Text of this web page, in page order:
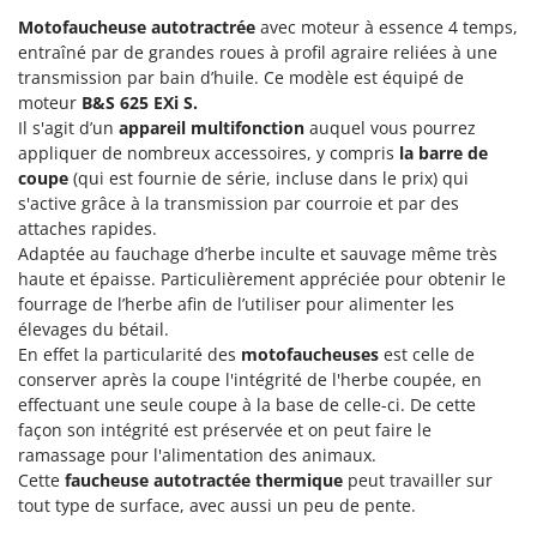
Lave-vitres
Lieuses électriques pour vignes
M
Machines à pâtes
Machines pour la transformation des fruits
Machines sous vide
Motobineuses
Motoculteurs
Motofaucheuses
Motopompes pour irrigation
Moulins à céréales électriques
Moulins à farine
N
Eurosystems
F
FAC
Fama Industrie
Famag
Famur
FARMER
FBC
Ferrari Group
Ferroni
Ferrua
FIAC
FIEM
Fimar
Motofaucheuse autotractrée avec moteur à essence 4 temps,
entraîné par de grandes roues à profil agraire reliées à une
transmission par bain d’huile. Ce modèle est équipé de
moteur B&S 625 EXi S.
Il s'agit d’un appareil multifonction auquel vous pourrez
appliquer de nombreux accessoires, y compris la barre de
coupe (qui est fournie de série, incluse dans le prix) qui
s'active grâce à la transmission par courroie et par des
attaches rapides.
Adaptée au fauchage d’herbe inculte et sauvage même très
haute et épaisse. Particulièrement appréciée pour obtenir le
fourrage de l’herbe afin de l’utiliser pour alimenter les
élevages du bétail.
En effet la particularité des motofaucheuses est celle de
conserver après la coupe l'intégrité de l'herbe coupée, en
effectuant une seule coupe à la base de celle-ci. De cette
façon son intégrité est préservée et on peut faire le
ramassage pour l'alimentation des animaux.
Cette faucheuse autotractée thermique peut travailler sur
tout type de surface, avec aussi un peu de pente.